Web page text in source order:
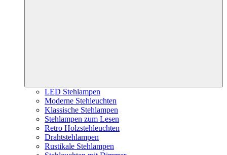
LED Stehlampen
Moderne Stehleuchten
Klassische Stehlampen
Stehlampen zum Lesen
Retro Holzstehleuchten
Drahtstehlampen
Rustikale Stehlampen